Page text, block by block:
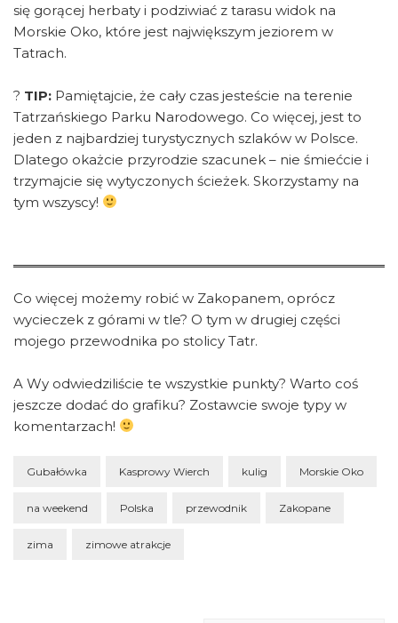
się gorącej herbaty i podziwiać z tarasu widok na
Morskie Oko, które jest największym jeziorem w
Tatrach.
? TIP: Pamiętajcie, że cały czas jesteście na terenie
Tatrzańskiego Parku Narodowego. Co więcej, jest to
jeden z najbardziej turystycznych szlaków w Polsce.
Dlatego okażcie przyrodzie szacunek – nie śmiećcie i
trzymajcie się wytyczonych ścieżek. Skorzystamy na
tym wszyscy!
Co więcej możemy robić w Zakopanem, oprócz
wycieczek z górami w tle? O tym w drugiej części
mojego przewodnika po stolicy Tatr.
A Wy odwiedziliście te wszystkie punkty? Warto coś
jeszcze dodać do grafiku? Zostawcie swoje typy w
komentarzach!
Gubałówka Kasprowy Wierch kulig Morskie Oko
na weekend Polska przewodnik Zakopane
zima zimowe atrakcje